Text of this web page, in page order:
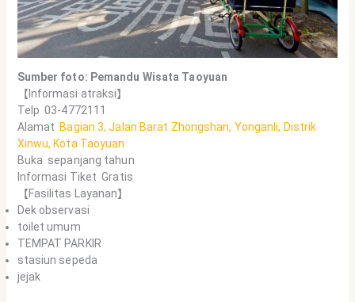
Sumber foto: Pemandu Wisata Taoyuan
【Informasi atraksi】
Telp 03-4772111
Alamat Bagian 3, Jalan Barat Zhongshan, Yonganli, Distrik
Xinwu, Kota Taoyuan
Buka sepanjang tahun
Informasi Tiket Gratis
【Fasilitas Layanan】
Dek observasi
toilet umum
TEMPAT PARKIR
stasiun sepeda
jejak